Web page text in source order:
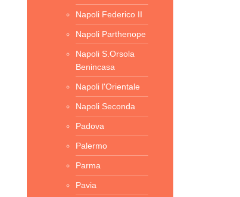
Napoli Federico II
Napoli Parthenope
Napoli S.Orsola
Benincasa
Napoli l'Orientale
Napoli Seconda
Padova
Palermo
Parma
Pavia